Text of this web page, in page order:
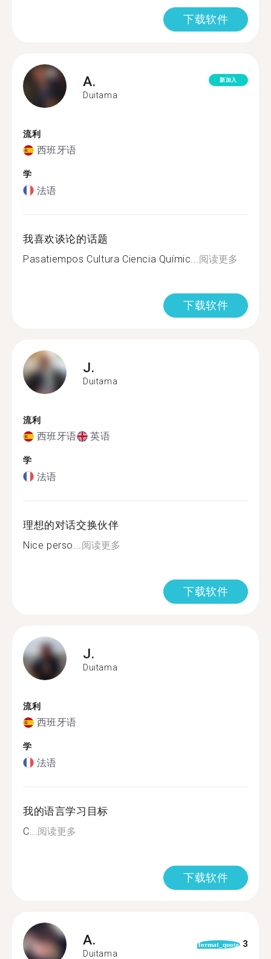
下载软件
A.
Duitama
新加入
流利
西班牙语
学
法语
我喜欢谈论的话题
Pasatiempos Cultura Ciencia Químic... 阅读更多
下载软件
J.
Duitama
流利
西班牙语 英语
学
法语
理想的对话交换伙伴
Nice perso... 阅读更多
下载软件
J.
Duitama
流利
西班牙语
学
法语
我的语言学习目标
C... 阅读更多
下载软件
A.
Duitama
format_quote 3